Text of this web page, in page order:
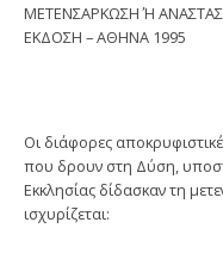
ΜΕΤΕΝΣΑΡΚΩΣΗ Ή
ΕΚΔΟΣΗ – ΑΘΗΝΑ 1995
Οι διάφορες
που δρουν στη Δύση,
Εκκλησίας δίδασκαν τη
ισχυρίζεται: